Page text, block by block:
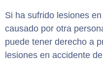
Si ha sufrido lesiones
causado por otra
puede tener derecho a
lesiones en accidente